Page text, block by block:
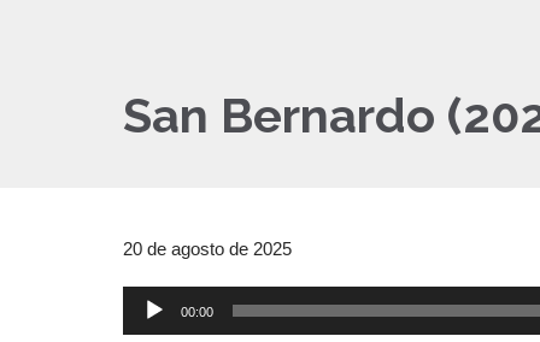
San Bernardo
20 de agosto de 2025
00:00